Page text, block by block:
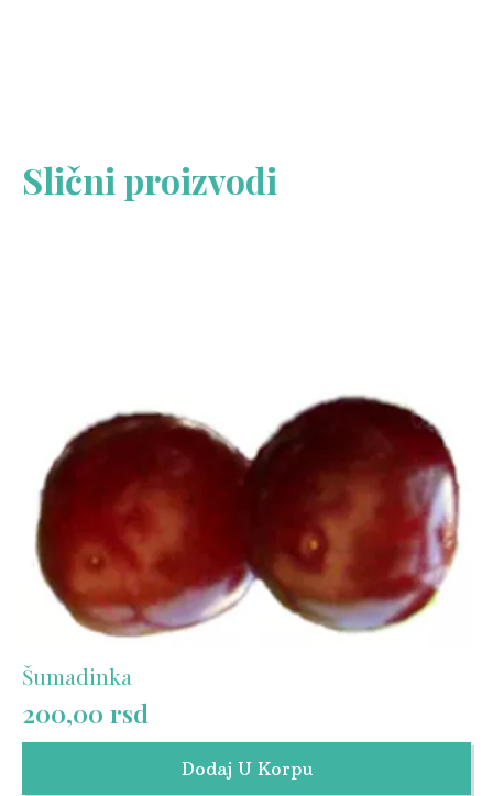
Slični proizvodi
Šumadinka
200,00 rsd
Dodaj U Korpu